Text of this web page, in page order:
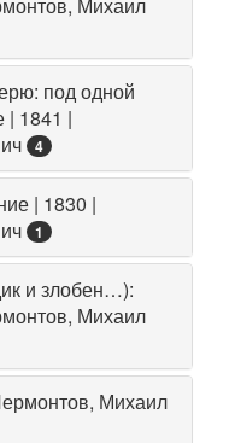
под одной
| 1841 |
4
| 1830 |
1
и злобен…):
Михаил
Михаил